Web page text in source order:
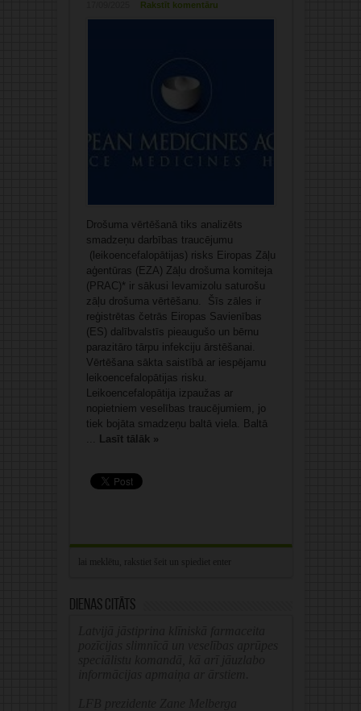
Rakstīt komentāru
Drošuma vērtēšanā tiks analizēts
smadzeņu darbības traucējumu
(leikoencefalopātijas) risks Eiropas Zāļu
aģentūras (EZA) Zāļu drošuma komiteja
(PRAC)* ir sākusi levamizolu saturošu
zāļu drošuma vērtēšanu. Šīs zāles ir
reģistrētas četrās Eiropas Savienības
(ES) dalībvalstīs pieaugušo un bērnu
parazitāro tārpu infekciju ārstēšanai.
Vērtēšana sākta saistībā ar iespējamu
leikoencefalopātijas risku.
Leikoencefalopātija izpaužas ar
nopietniem veselības traucējumiem, jo
tiek bojāta smadzeņu baltā viela. Baltā
Lasīt tālāk »
Dienas citāts